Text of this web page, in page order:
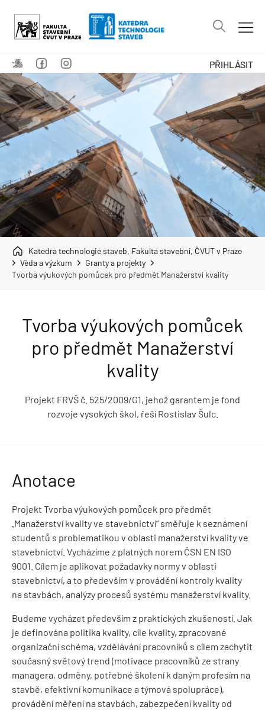
PŘIHLÁSIT
Katedra technologie staveb, Fakulta stavební, ČVUT v Praze
Věda a výzkum
Granty a projekty
Tvorba výukových pomůcek pro předmět Manažerství kvality
Tvorba výukových pomůcek
pro předmět Manažerství
kvality
Projekt FRVŠ č. 525/2009/G1, jehož garantem je fond
rozvoje vysokých škol, řeší Rostislav Šulc.
Anotace
Projekt Tvorba výukových pomůcek pro předmět
„Manažerství kvality ve stavebnictví“ směřuje k seznámení
studentů s problematikou v oblasti manažerství kvality ve
stavebnictví. Vycházíme z platných norem ČSN EN ISO
9001. Cílem je aplikovat požadavky normy v oblasti
stavebnictví, a to především v provádění kontroly kvality
na stavbách, analýzy procesů systému manažerství kvality.
Budeme vycházet především z praktických zkušeností. Jak
je definována politika kvality, cíle kvality, zpracované
organizační schéma, vzdělávání pracovníků s cílem zachytit
současný světový trend (motivace pracovníků ze strany
managera, odměny, potřebné školení k daným profesím na
stavbě, efektivní komunikace a týmová spolupráce),
provádění měření na stavbách, zabezpečení kvality od